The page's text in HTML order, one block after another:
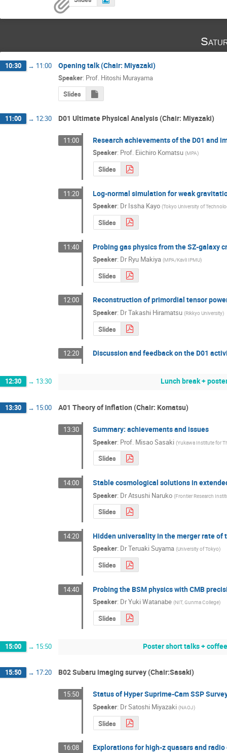
10:30 → 11:00 Opening talk (Chair: Miyazaki)
Speaker: Prof. Hitoshi Murayama
Slides
11:00 → 12:30 D01 Ultimate Physical Analysis (Chair: Miyazaki)
11:00 Research achievements of the D01 and
Speaker: Prof. Eiichiro Komatsu (MPA)
Slides
11:20 Log-normal simulation for weak
Speaker: DrIssha Kayo (Tokyo University of
Slides
11:40 Probing gas physics from the SZ-galaxy
Speaker: DrRyu Makiya (MPA/Kavli IPMU)
Slides
12:00 Reconstruction of primordial tensor
Speaker: DrTakashi Hiramatsu (Rikkyo University)
Slides
12:20 Discussion and feedback on the D01
12:30 → 13:30 Lunch break +
13:30 → 15:00 A01 Theory of Inflation (Chair: Komatsu)
13:30 Summary: achievements and issues
Speaker: Prof. Misao Sasaki (Yukawa Institute for
Slides
14:00 Stable cosmological solutions in
Speaker: DrAtsushi Naruko (Frontier Research
Slides
14:20 Hidden universality in the merger rate
Speaker: DrTeruaki Suyama (University of Tokyo)
Slides
14:40 Probing the BSM physics with CMB
Speaker: DrYuki Watanabe (NIT, Gunma College)
Slides
15:00 → 15:50 Poster short talks +
15:50 → 17:20 B02 Subaru imaging survey (Chair:Sasaki)
15:50 Status of Hyper Suprime-Cam SSP
Speaker: DrSatoshi Miyazaki (NAOJ)
Slides
16:08 Explorations for high-z quasars and